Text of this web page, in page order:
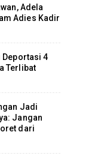
Adela
Adies Kadir
Deportasi 4
Terlibat
Jadi
Jangan
dari